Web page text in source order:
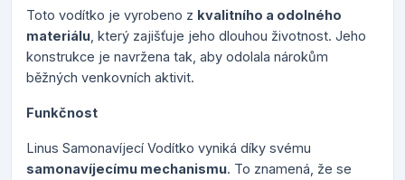
Toto vodítko je vyrobeno z kvalitního a odolného
materiálu , který zajišťuje jeho dlouhou životnost. Jeho
konstrukce je navržena tak, aby odolala nárokům
běžných venkovních aktivit.
Funkčnost
Linus Samonavíjecí Vodítko vyniká díky svému
samonavíjecímu mechanismu. To znamená, že se